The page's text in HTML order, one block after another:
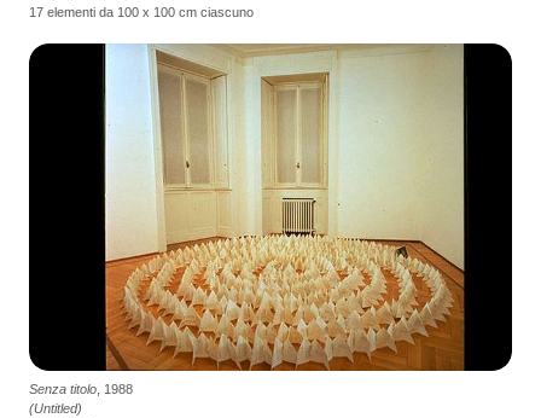
17 elementi da 100 x 100 cm ciascuno
Senza titolo , 1988
(Untitled)